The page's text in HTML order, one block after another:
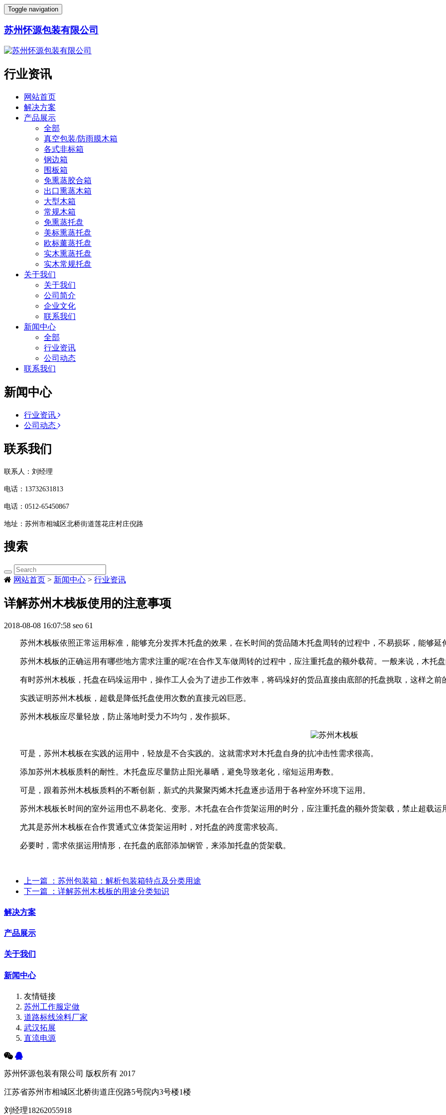
Toggle navigation
苏州怀源包装有限公司
行业资讯
网站首页
解决方案
产品展示
全部
真空包装/防雨膜木箱
各式非标箱
钢边箱
围板箱
免熏蒸胶合箱
出口熏蒸木箱
大型木箱
常规木箱
免熏蒸托盘
美标熏蒸托盘
欧标薰蒸托盘
实木熏蒸托盘
实木常规托盘
关于我们
关于我们
公司简介
企业文化
联系我们
新闻中心
全部
行业资讯
公司动态
联系我们
新闻中心
行业资讯
公司动态
联系我们
联系人：刘经理
电话： 13732631813
电话： 0512-65450867
地址： 苏州市相城区北桥街道莲花庄村庄倪路
搜索
网站首页 > 新闻中心 > 行业资讯
详解苏州木栈板使用的注意事项
2018-08-08 16:07:58 seo 61
苏州木栈板依照正常运用标准，能够充分发挥木托盘的效果，在长时间的货品随木托盘周转的过程中，不易损坏，能够延
苏州木栈板的正确运用有哪些地方需求注重的呢?在合作叉车做周转的过程中，应注重托盘的额外载荷。一般来说，木托盘
有时苏州木栈板，托盘在码垛运用中，操作工人会为了进步工作效率，将码垛好的货品直接由底部的托盘挑取，这样之前
实践证明苏州木栈板，超载是降低托盘使用次数的直接元凶巨恶。
苏州木栈板应尽量轻放，防止落地时受力不均匀，发作损坏。
可是，苏州木栈板在实践的运用中，轻放是不合实践的。这就需求对木托盘自身的抗冲击性需求很高。
添加苏州木栈板质料的耐性。木托盘应尽量防止阳光暴晒，避免导致老化，缩短运用寿数。
可是，跟着苏州木栈板质料的不断创新，新式的共聚聚丙烯木托盘逐步适用于各种室外环境下运用。
苏州木栈板长时间的室外运用也不易老化、变形。木托盘在合作货架运用的时分，应注重托盘的额外货架载，禁止超载运
尤其是苏州木栈板在合作贯通式立体货架运用时，对托盘的跨度需求较高。
必要时，需求依据运用情形，在托盘的底部添加钢管，来添加托盘的货架载。
上一篇
：苏州包装箱：解析包装箱特点及分类用途
下一篇
：详解苏州木栈板的用途分类知识
解决方案
产品展示
关于我们
新闻中心
友情链接
苏州工作服定做
道路标线涂料厂家
武汉拓展
直流电源
苏州怀源包装有限公司 版权所有 2017
江苏省苏州市相城区北桥街道庄倪路5号院内3号楼1楼
刘经理18262055918